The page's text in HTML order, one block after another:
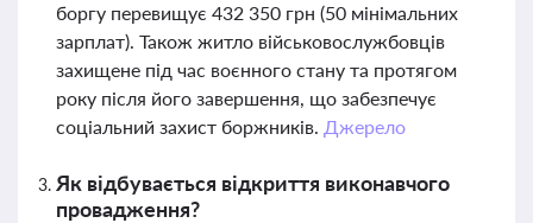
боргу перевищує 432 350 грн (50 мінімальних
зарплат). Також житло військовослужбовців
захищене під час воєнного стану та протягом
року після його завершення, що забезпечує
соціальний захист боржників. Джерело
Як відбувається відкриття виконавчого
провадження?